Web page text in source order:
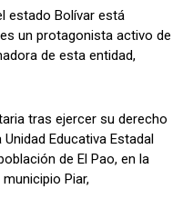
estado Bolívar está
un protagonista activo de
de esta entidad,
tras ejercer su derecho
Educativa Estadal
de El Pao, en la
Piar,